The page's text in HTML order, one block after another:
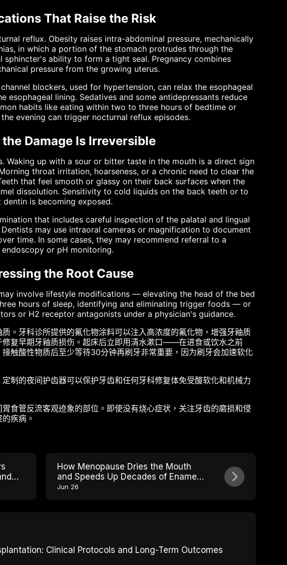
That Raise the Risk
reflux. Obesity raises intra-abdominal pressure, mechanically
in which a portion of the stomach protrudes through the
sphincter's ability to form a tight seal. Pregnancy combines
pressure from the growing uterus.
blockers, used for hypertension, can relax the esophageal
esophageal lining. Sedatives and some antidepressants reduce
habits like eating within two to three hours of bedtime or
evening can trigger nocturnal reflux episodes.
Damage Is Irreversible
Waking up with a sour or bitter taste in the mouth is a direct sign
throat irritation, hoarseness, or a chronic need to clear the
that feel smooth or glassy on their back surfaces when the
dissolution. Sensitivity to cold liquids on the back teeth or to
is becoming exposed.
that includes careful inspection of the palatal and lingual
may use intraoral cameras or magnification to document
time. In some cases, they may recommend referral to a
or pH monitoring.
the Root Cause
involve lifestyle modifications — elevating the head of the bed
hours of sleep, identifying and eliminating trigger foods — or
or H2 receptor antagonists under a physician's guidance.
。牙科诊所提供的氟化物涂料可以注入高浓度的氟化物，增强牙釉质
复早期牙釉质损伤。起床后立即用清水漱口——在进食或饮水之前
触酸性物质后至少等待30分钟再刷牙非常重要，因为刷牙会加速软化
制的夜间护齿器可以保护牙齿和任何牙科修复体免受酸软化和机械力
食管反流客观迹象的部位。即使没有烧心症状，关注牙齿的磨损和侵
疾病。
How Menopause Dries the Mouth
and Speeds Up Decades of Enamel
Wear
Jun 26
Clinical Protocols and Long-Term Outcomes